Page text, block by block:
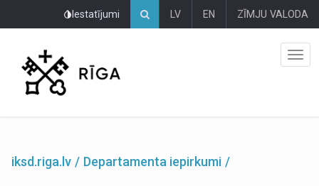
Iestatījumi LV EN ZĪMJU VALODA
iksd.riga.lv Departamenta iepirkumi